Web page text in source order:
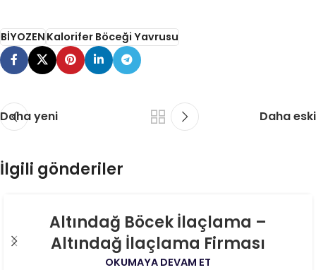
BİYOZENKalorifer Böceği Yavrusu
Daha yeni Daha eski
İlgili gönderiler
Altındağ Böcek İlaçlama –
Altındağ İlaçlama Firması
OKUMAYA DEVAM ET